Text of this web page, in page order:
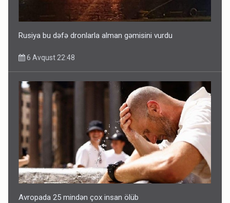
5 Avqust 16:56
Rusiya bu dəfə dronlarla alman gəmisini vurdu
6 Avqust 22:48
Avropada 25 mindən çox insan ölüb